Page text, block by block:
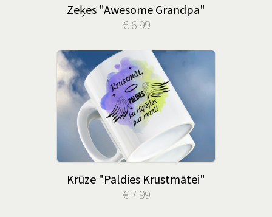
Zeķes "Awesome Grandpa"
€ 6.99
Krūze "Paldies Krustmātei"
€ 7.99